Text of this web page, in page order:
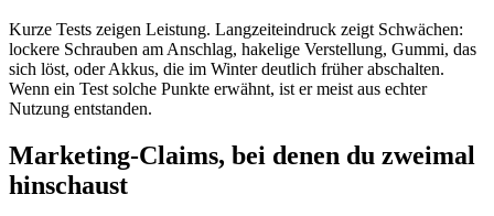
Kurze Tests zeigen Leistung. Langzeiteindruck zeigt Schwächen:
lockere Schrauben am Anschlag, hakelige Verstellung, Gummi, das
sich löst, oder Akkus, die im Winter deutlich früher abschalten.
Wenn ein Test solche Punkte erwähnt, ist er meist aus echter
Nutzung entstanden.
Marketing-Claims, bei denen du zweimal
hinschaust